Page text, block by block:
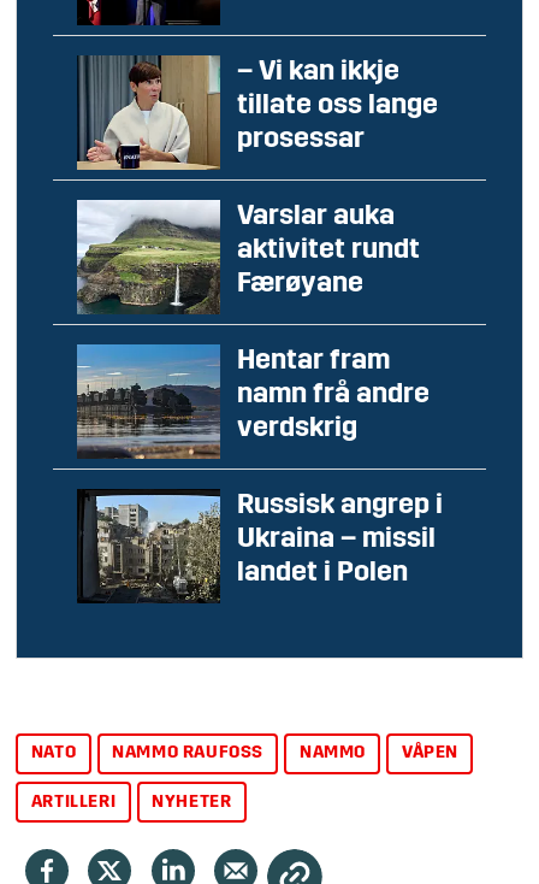
– Vi kan ikkje
tillate oss lange
prosessar
Varslar auka
aktivitet rundt
Færøyane
Hentar fram
namn frå andre
verdskrig
Russisk angrep i
Ukraina – missil
landet i Polen
NATO NAMMO RAUFOSS NAMMO VÅPEN
ARTILLERI NYHETER